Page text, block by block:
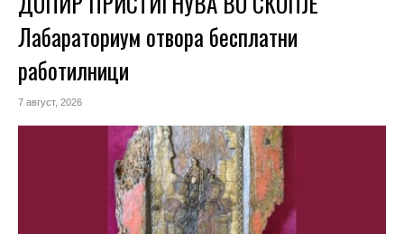
Лабараториум отвора бесплатни
работилници
7 август, 2026